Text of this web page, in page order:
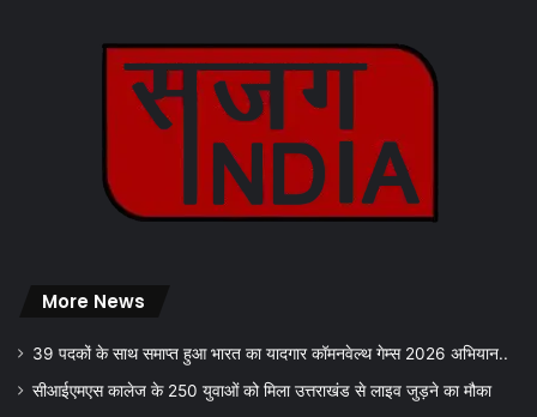
More News
39 पदकों के साथ समाप्त हुआ भारत का यादगार कॉमनवेल्थ गेम्स 2026 अभियान..
सीआईएमएस कालेज के 250 युवाओं को मिला उत्तराखंड से लाइव जुड़ने का मौका